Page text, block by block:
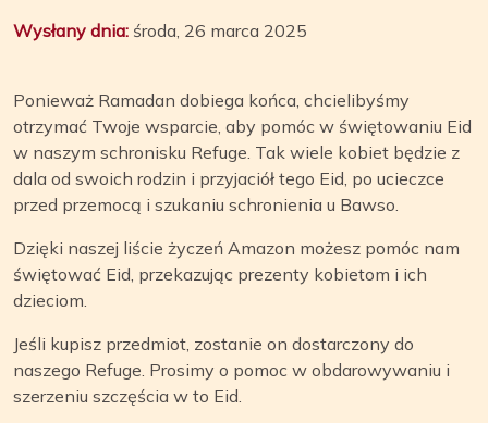
Wysłany dnia: środa, 26 marca 2025
Ponieważ Ramadan dobiega końca, chcielibyśmy
otrzymać Twoje wsparcie, aby pomóc w świętowaniu Eid
w naszym schronisku Refuge. Tak wiele kobiet będzie z
dala od swoich rodzin i przyjaciół tego Eid, po ucieczce
przed przemocą i szukaniu schronienia u Bawso.
Dzięki naszej liście życzeń Amazon możesz pomóc nam
świętować Eid, przekazując prezenty kobietom i ich
dzieciom.
Jeśli kupisz przedmiot, zostanie on dostarczony do
naszego Refuge. Prosimy o pomoc w obdarowywaniu i
szerzeniu szczęścia w to Eid.